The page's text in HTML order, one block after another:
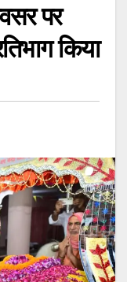
पर
किया